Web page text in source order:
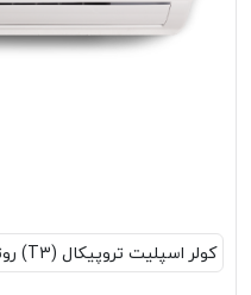
کولر اسپلیت تروپیکال (T3) روتاری IAC-18CH/XA/TR/A